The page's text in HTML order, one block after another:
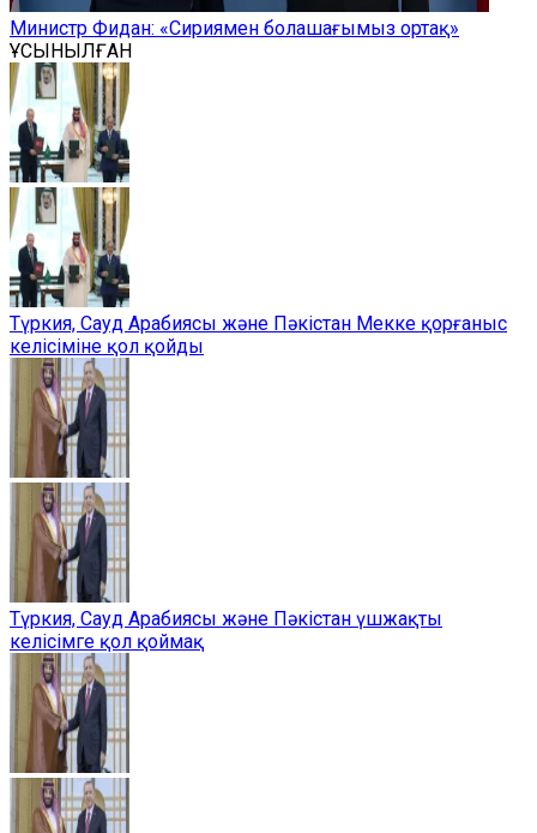
Министр Фидан: «Сириямен болашағымыз ортақ»
ҰСЫНЫЛҒАН
Түркия, Сауд Арабиясы және Пәкістан Мекке қорғаныс
келісіміне қол қойды
Түркия, Сауд Арабиясы және Пәкістан үшжақты
келісімге қол қоймақ